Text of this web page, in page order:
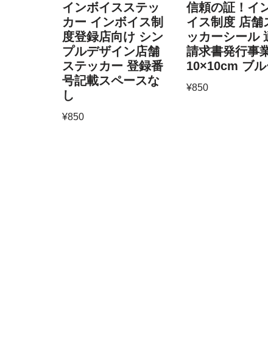
インボイスステッ
カー インボイス制
度登録店向け シン
プルデザイン店舗
ステッカー 登録番
号記載スペースな
し
¥850
信頼の証！イ
イス制度 店舗
ッカーシール
請求書発行事
10×10cm ブル
¥850